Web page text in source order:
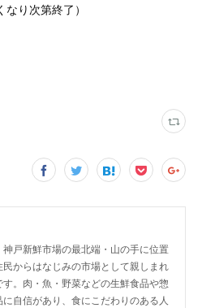
り次第終了）
神戸新鮮市場の最北端・山の手に位置
からはなじみの市場として親しまれ
。肉・魚・野菜などの生鮮食品や惣
自信があり、食にこだわりのある人